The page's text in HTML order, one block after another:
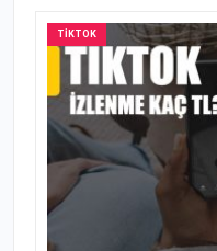
TIKTOK